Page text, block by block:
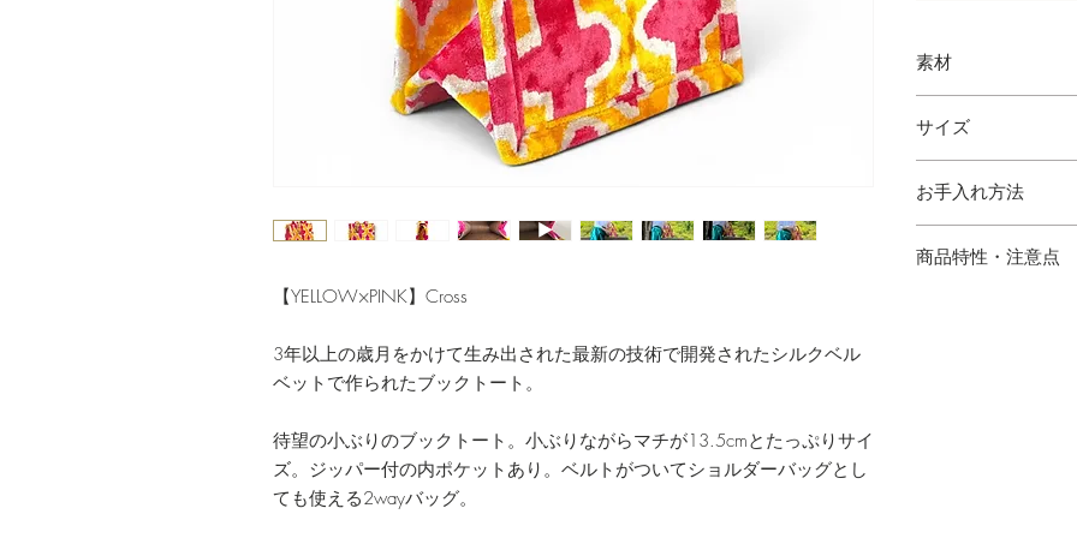
【YELLOW×PINK】Cross
3年以上の歳月をかけて生み出された最新の技術で開発されたシルクベル
ベットで作られたブックトート。
待望の小ぶりのブックトート。小ぶりながらマチが13.5cmとたっぷりサイ
ズ。ジッパー付の内ポケットあり。ベルトがついてショルダーバッグとし
ても使える2wayバッグ。
素材
サイズ
お手入れ方法
商品特性・注意点